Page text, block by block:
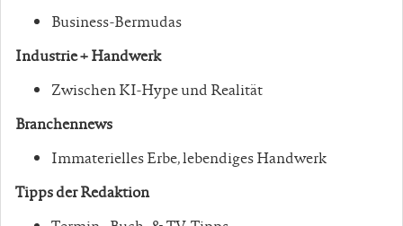
Business-Bermudas
Industrie + Handwerk
Zwischen KI-Hype und Realität
Branchennews
Immaterielles Erbe, lebendiges Handwerk
Tipps der Redaktion